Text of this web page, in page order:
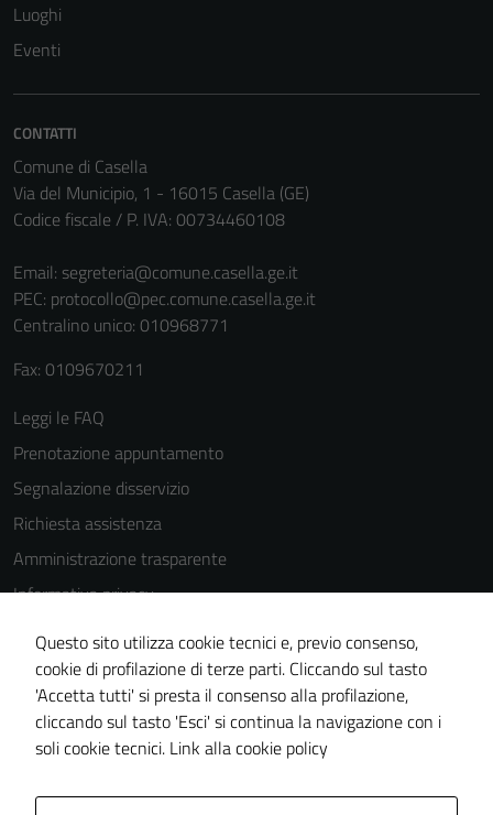
Luoghi
Eventi
CONTATTI
Comune di Casella
Via del Municipio, 1 - 16015 Casella (GE)
Codice fiscale / P. IVA: 00734460108
Email: segreteria@comune.casella.ge.it
PEC: protocollo@pec.comune.casella.ge.it
Centralino unico: 010968771
Fax: 0109670211
Leggi le FAQ
Prenotazione appuntamento
Segnalazione disservizio
Richiesta assistenza
Amministrazione trasparente
Informativa privacy
Cookie Policy
Note legali
Dichiarazione di accessibilità
Piano di miglioramento del sito
Questo sito utilizza cookie tecnici e, previo consenso,
cookie di profilazione di terze parti. Cliccando sul tasto
'Accetta tutti' si presta il consenso alla profilazione,
cliccando sul tasto 'Esci' si continua la navigazione con i
soli cookie tecnici. Link alla cookie policy
possono
non raccolgono
informazioni
utilizzati
anche per la
profilazione.
La
disabilitazione